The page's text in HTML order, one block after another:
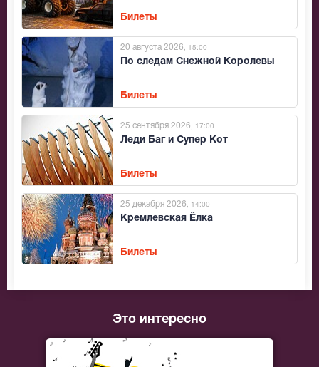
Билеты
По следам Снежной Королевы
20 августа 2026 , 15:00
Билеты
Леди Баг и Супер Кот
25 сентября 2026 , 17:00
Билеты
Кремлевская Ёлка
25 декабря 2026 , 14:00
Билеты
Это интересно